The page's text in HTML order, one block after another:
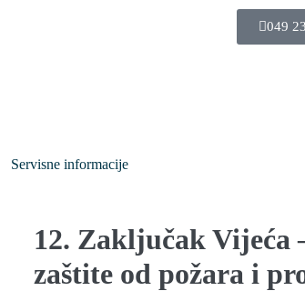
049
Servisne informacije
12. Zaključak Vijeća
zaštite od požara i